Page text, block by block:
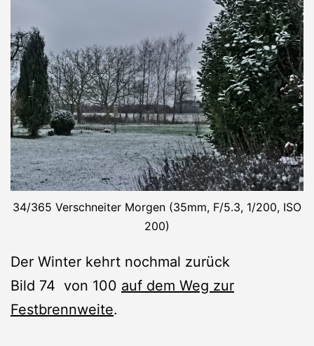
34/365 Verschneiter Morgen (35mm, F/5.3, 1/200, ISO
200)
Der Winter kehrt nochmal zurück
Bild 74 von 100 auf dem Weg zur
Festbrennweite.